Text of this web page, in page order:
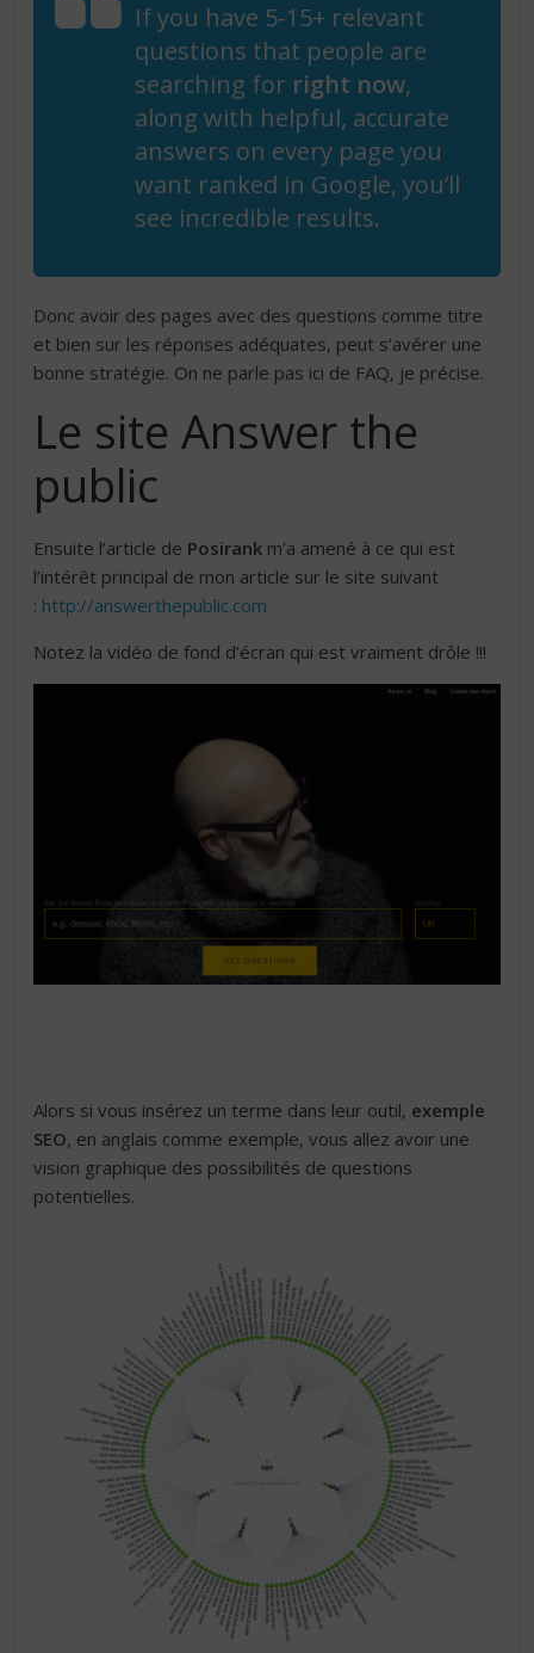
If you have 5-15+ relevant
questions that people are
searching for right now,
along with helpful, accurate
answers on every page you
want ranked in Google, you’ll
see incredible results.
Donc avoir des pages avec des questions comme titre
et bien sur les réponses adéquates, peut s’avérer une
bonne stratégie. On ne parle pas ici de FAQ, je précise.
Le site Answer the
public
Ensuite l’article de Posirank m’a amené à ce qui est
l’intérêt principal de mon article sur le site suivant
: http://answerthepublic.com
Notez la vidéo de fond d’écran qui est vraiment drôle !!!
Alors si vous insérez un terme dans leur outil, exemple
SEO, en anglais comme exemple, vous allez avoir une
vision graphique des possibilités de questions
potentielles.